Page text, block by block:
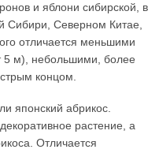
и яблони сибирской, в
Сибири, Северном Китае,
отличается меньшими
5 м), небольшими, более
концом.
японский абрикос.
растение, а
Отличается